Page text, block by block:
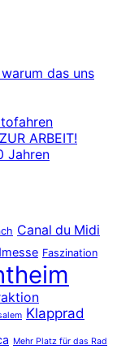
das uns
ARBEIT!
Jahren
Canal du Midi
Faszination
Klapprad
Mehr Platz für das Rad